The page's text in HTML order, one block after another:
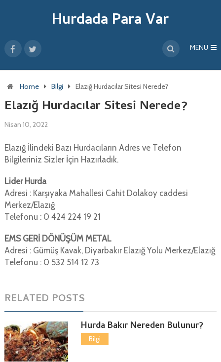
Hurdada Para Var
MENU
Home Bilgi Elazığ Hurdacılar Sitesi Nerede?
Elazığ Hurdacılar Sitesi Nerede?
Nisan 10, 2022
Elazığ İlindeki Bazı Hurdacıların Adres ve Telefon
Bilgileriniz Sizler İçin Hazırladık.
Lider Hurda
Adresi : Karşıyaka Mahallesi Cahit Dolakoy caddesi
Merkez/Elazığ
Telefonu : 0 424 224 19 21
EMS GERİ DÖNÜŞÜM METAL
Adresi : Gümüş Kavak, Diyarbakır Elazığ Yolu Merkez/Elazığ
Telefonu : 0 532 514 12 73
RELATED POSTS
Hurda Bakır Nereden Bulunur?
Bilgi